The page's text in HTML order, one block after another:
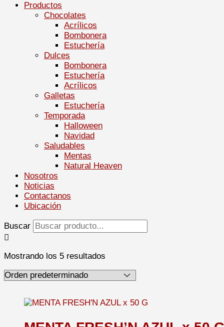
Productos
Chocolates
Acrílicos
Bombonera
Estuchería
Dulces
Bombonera
Estuchería
Acrílicos
Galletas
Estuchería
Temporada
Halloween
Navidad
Saludables
Mentas
Natural Heaven
Nosotros
Noticias
Contactanos
Ubicación
Buscar
Mostrando los 5 resultados